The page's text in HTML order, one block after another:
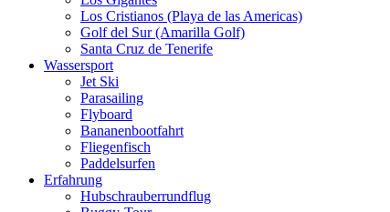
Los Cristianos (Playa de las Americas)
Golf del Sur (Amarilla Golf)
Santa Cruz de Tenerife
Wassersport
Jet Ski
Parasailing
Flyboard
Bananenbootfahrt
Fliegenfisch
Paddelsurfen
Erfahrung
Hubschrauberrundflug